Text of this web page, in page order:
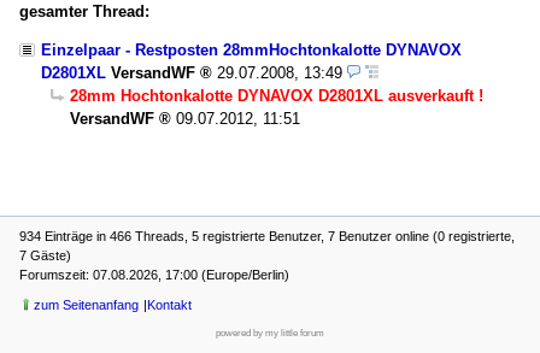
gesamter Thread:
Einzelpaar - Restposten 28mmHochtonkalotte DYNAVOX
D2801XL VersandWF
29.07.2008, 13:49
28mm Hochtonkalotte DYNAVOX D2801XL ausverkauft !
VersandWF
09.07.2012, 11:51
934 Einträge in 466 Threads, 5 registrierte Benutzer, 7 Benutzer online (0 registrierte,
7 Gäste)
Forumszeit: 07.08.2026, 17:00 (Europe/Berlin)
zum Seitenanfang Kontakt
powered by my little forum